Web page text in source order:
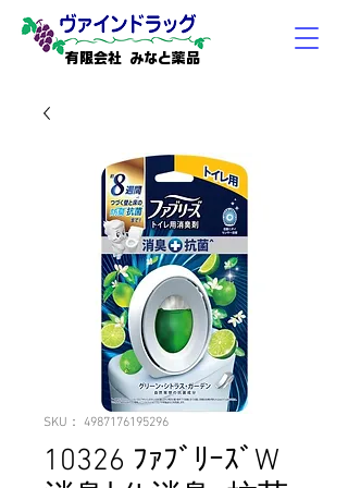
有限会社 みなと薬品
SKU： 4987176195296
10326 ﾌｧﾌﾞﾘｰｽﾞW